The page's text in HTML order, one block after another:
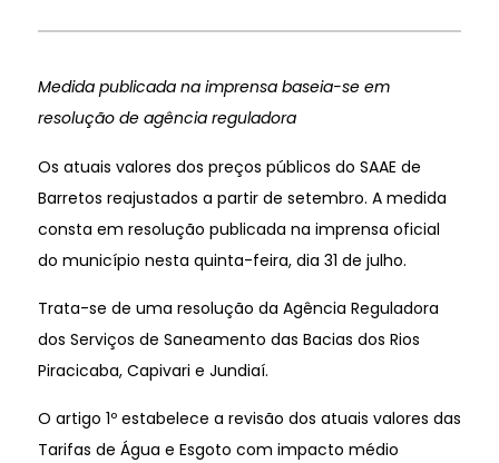
Medida publicada na imprensa baseia-se em
resolução de agência reguladora
Os atuais valores dos preços públicos do SAAE de
Barretos reajustados a partir de setembro. A medida
consta em resolução publicada na imprensa oficial
do município nesta quinta-feira, dia 31 de julho.
Trata-se de uma resolução da Agência Reguladora
dos Serviços de Saneamento das Bacias dos Rios
Piracicaba, Capivari e Jundiaí.
O artigo 1º estabelece a revisão dos atuais valores das
Tarifas de Água e Esgoto com impacto médio